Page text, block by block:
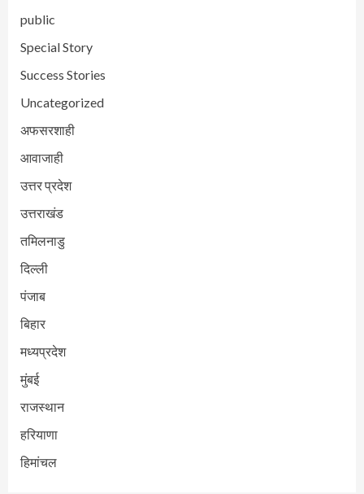
public
Special Story
Success Stories
Uncategorized
अफसरशाही
आवाजाही
उत्तर प्रदेश
उत्तराखंड
तमिलनाडु
दिल्ली
पंजाब
बिहार
मध्यप्रदेश
मुंबई
राजस्थान
हरियाणा
हिमांचल